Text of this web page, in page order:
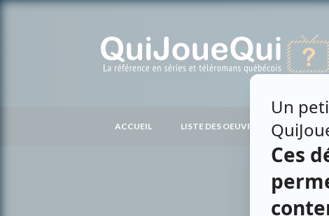
ACCUEIL LISTE DES OEUVRES LISTE